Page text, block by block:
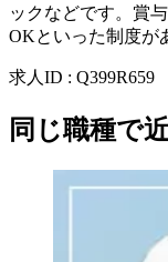
ックなどです。賞
OKといった制度が
求人ID : Q399R659
同じ職種で